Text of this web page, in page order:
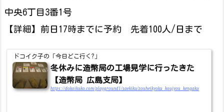
中央6丁目3番1号
【詳細】前日17時までに予約 先着100人/日まで
ドコイク子の「今日どこ行く?」
冬休みに造幣局の工場見学に行ったきた
【造幣局 広島支局】
https://dokoikuko.com/playground1/saekiku/zouheikyoku_koujyou_kengaku